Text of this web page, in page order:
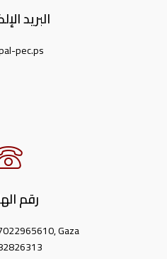
البريد
pec.ps
رقم
Gaza